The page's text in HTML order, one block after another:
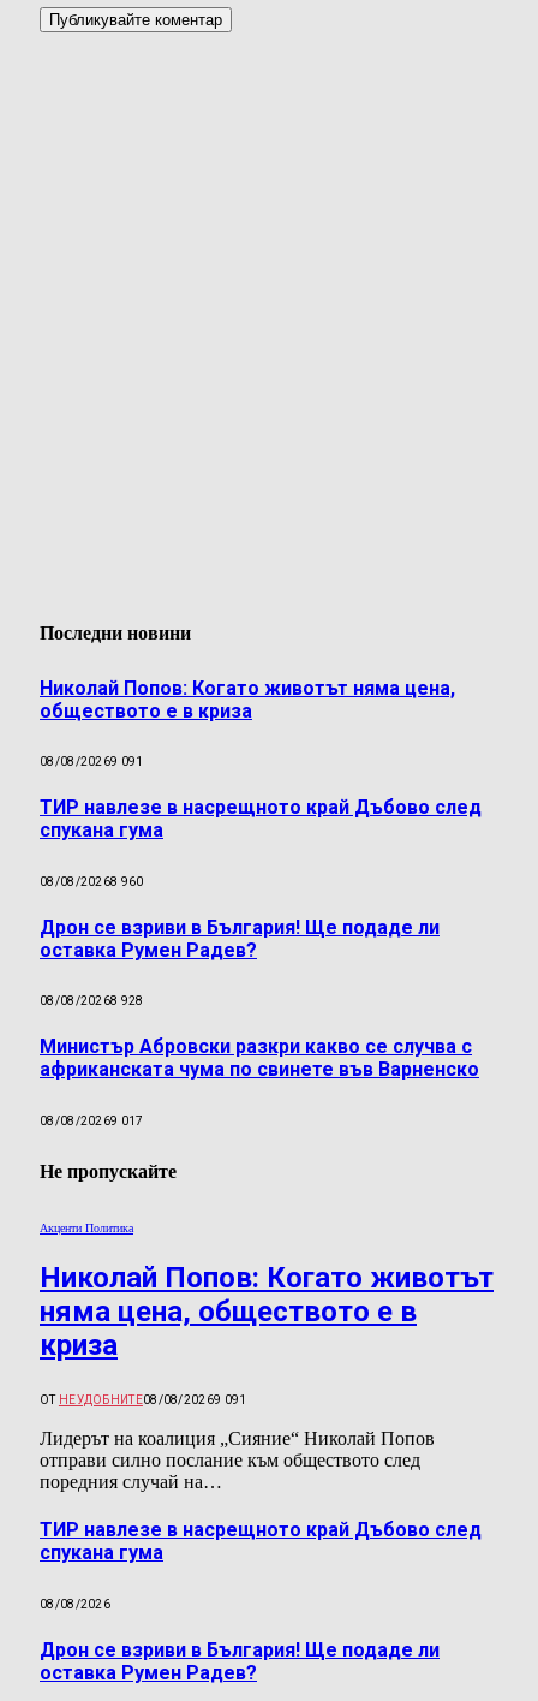
Последни новини
Николай Попов: Когато животът няма цена,
обществото е в криза
08/08/20269 091
ТИР навлезе в насрещното край Дъбово след
спукана гума
08/08/20268 960
Дрон се взриви в България! Ще подаде ли
оставка Румен Радев?
08/08/20268 928
Министър Абровски разкри какво се случва с
африканската чума по свинете във Варненско
08/08/20269 017
Не пропускайте
Акценти Политика
Николай Попов: Когато животът
няма цена, обществото е в
криза
ОТ НЕУДОБНИТЕ08/08/20269 091
Лидерът на коалиция „Сияние“ Николай Попов
отправи силно послание към обществото след
поредния случай на…
ТИР навлезе в насрещното край Дъбово след
спукана гума
08/08/2026
Дрон се взриви в България! Ще подаде ли
оставка Румен Радев?